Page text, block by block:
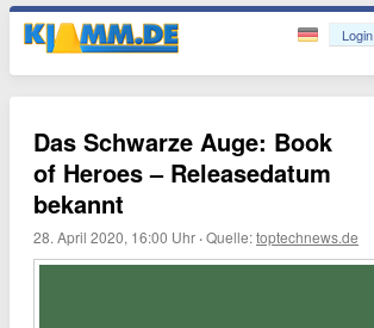
Login
Das Schwarze Auge: Book
of Heroes – Releasedatum
bekannt
28. April 2020, 16:00 Uhr ·Quelle:toptechnews.de